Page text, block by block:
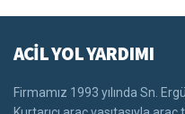
ACİL YOL YARDIMI
Firmamız 1993 yılında Sn.